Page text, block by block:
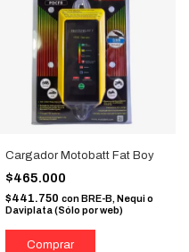
Cargador Motobatt Fat Boy
$465.000
$441.750 con BRE-B, Nequi o
Daviplata (Sólo por web)